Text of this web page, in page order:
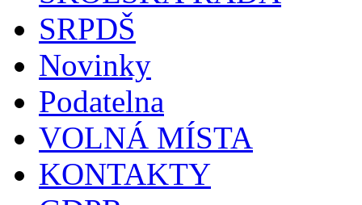
SRPDŠ
Novinky
Podatelna
VOLNÁ MÍSTA
KONTAKTY